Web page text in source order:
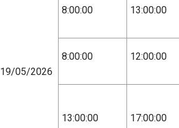
19/05/2026
8:00:00 13:00:00
8:00:00 12:00:00
13:00:00 17:00:00